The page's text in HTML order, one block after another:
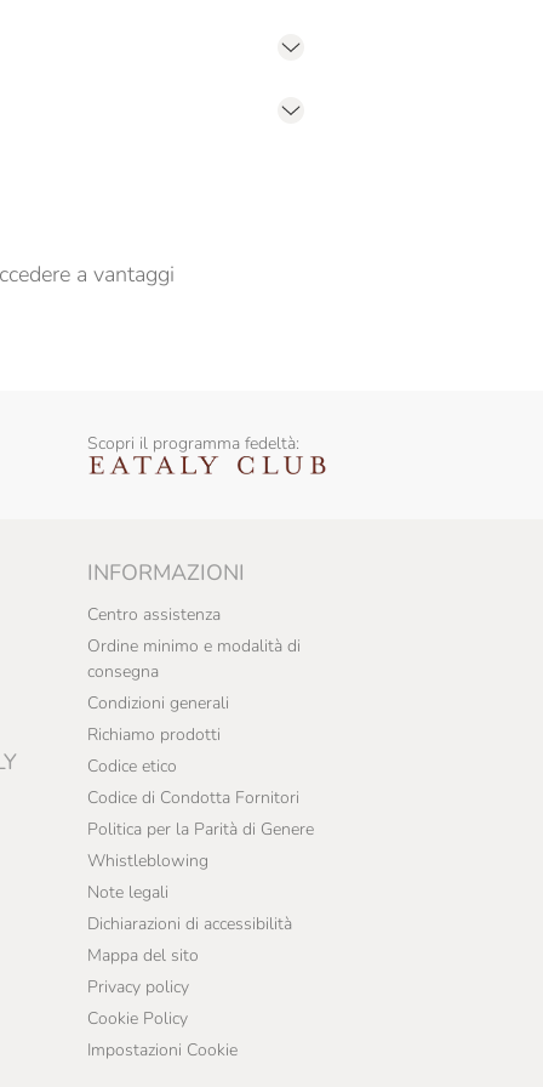
a vantaggi
Scopri il programma fedeltà:
INFORMAZIONI
Centro assistenza
Ordine minimo e modalità di
consegna
Condizioni generali
Richiamo prodotti
Codice etico
Codice di Condotta Fornitori
Politica per la Parità di Genere
Whistleblowing
Note legali
Dichiarazioni di accessibilità
Mappa del sito
Privacy policy
Cookie Policy
Impostazioni Cookie